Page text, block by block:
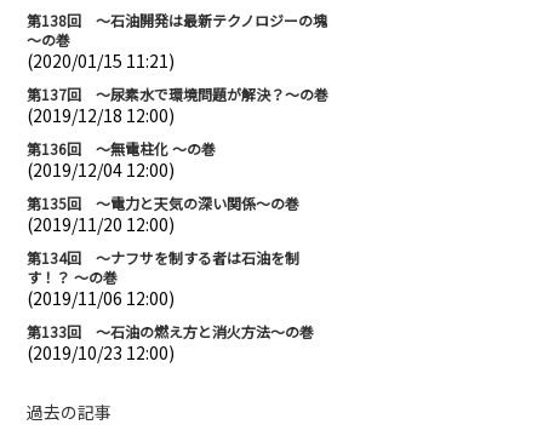
第138回 ～石油開発は最新テクノロジーの塊
～の巻
(2020/01/15 11:21)
第137回 ～尿素水で環境問題が解決？～の巻
(2019/12/18 12:00)
第136回 ～無電柱化 ～の巻
(2019/12/04 12:00)
第135回 ～電力と天気の深い関係～の巻
(2019/11/20 12:00)
第134回 ～ナフサを制する者は石油を制
す！？ ～の巻
(2019/11/06 12:00)
第133回 ～石油の燃え方と消火方法～の巻
(2019/10/23 12:00)
過去の記事